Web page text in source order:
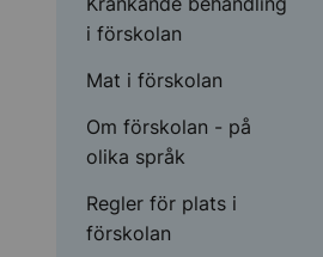
i förskolan
Mat i förskolan
Om förskolan - på
olika språk
Regler för plats i
förskolan